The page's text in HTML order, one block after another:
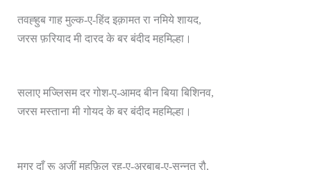
तवह्हुब गाह मुल्क-ए-हिंद इक़ामत रा नमिये शायद,
जरस फ़रियाद मी दारद के बर बंदीद महमिल्हा।
सलाए मज्लिसम दर गोश-ए-आमद बीन बिया बिशिनव,
जरस मस्ताना मी गोयद के बर बंदीद महमिल्हा।
मगर दाँ रू अज़ीं महफ़िल रह-ए-अरबाब-ए-सुन्नत रौ,